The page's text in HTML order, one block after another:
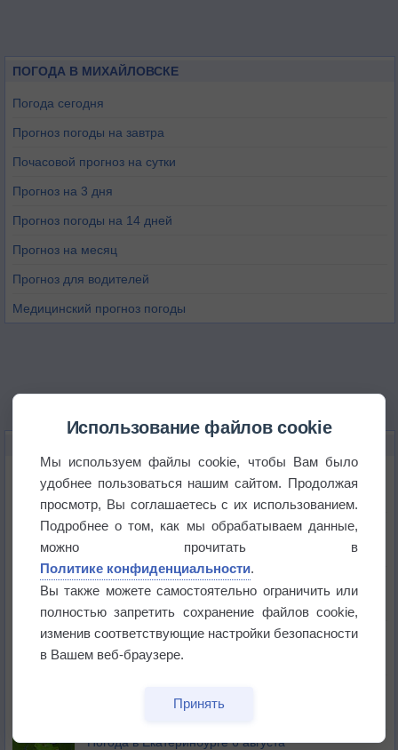
ПОГОДА В МИХАЙЛОВСКЕ
Погода сегодня
Прогноз погоды на завтра
Почасовой прогноз на сутки
Прогноз на 3 дня
Прогноз погоды на 14 дней
Прогноз на месяц
Прогноз для водителей
Медицинский прогноз погоды
Космическая погода влияет на транспорт
Приложение построит маршрут через тень
Атмосфера начала замерзать
В Приморье обнаружены морские волны тепла
Погода в Екатеринбурге 6 августа
Использование файлов cookie
Мы используем файлы cookie, чтобы Вам было
удобнее пользоваться нашим сайтом. Продолжая
просмотр, Вы соглашаетесь с их использованием.
Подробнее о том, как мы обрабатываем данные,
можно прочитать в
Политике конфиденциальности.
Вы также можете самостоятельно ограничить или
полностью запретить сохранение файлов cookie,
изменив соответствующие настройки безопасности
в Вашем веб-браузере.
Принять